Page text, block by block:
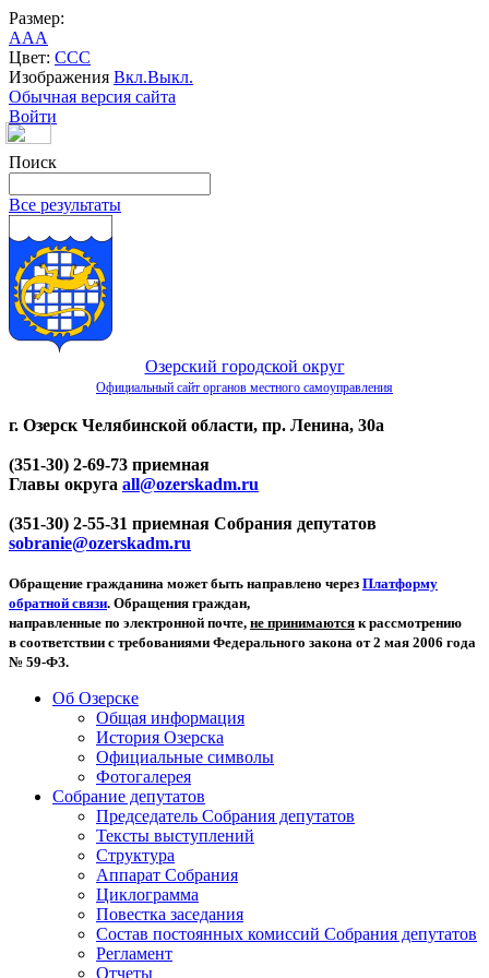
Размер:
AAA
Цвет: CCC
Изображения Вкл.Выкл.
Обычная версия сайта
Войти
Поиск
Все результаты
Озерский городской округ
Официальный сайт органов местного самоуправления
г. Озерск Челябинской области, пр. Ленина, 30а
(351-30) 2-69-73 приемная
Главы округа all@ozerskadm.ru
(351-30) 2-55-31 приемная Собрания депутатов
sobranie@ozerskadm.ru
Обращение гражданина может быть направлено через Платформу
обратной связи. Обращения граждан,
направленные по электронной почте, не принимаются к рассмотрению
в соответствии с требованиями Федерального закона от 2 мая 2006 года
№ 59-ФЗ.
Об Озерске
Общая информация
История Озерска
Официальные символы
Фотогалерея
Собрание депутатов
Председатель Собрания депутатов
Тексты выступлений
Структура
Аппарат Собрания
Циклограмма
Повестка заседания
Состав постоянных комиссий Собрания депутатов
Регламент
Отчеты